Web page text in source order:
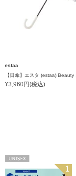
estaa
¥3,960円(税込)
1